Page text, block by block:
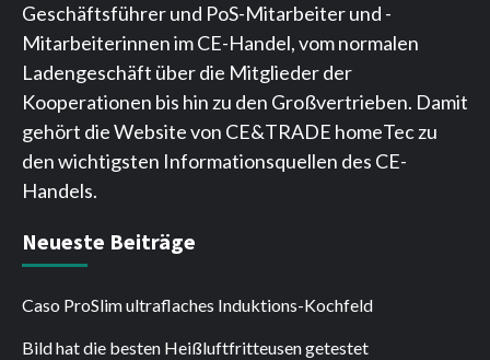
Geschäftsführer und PoS-Mitarbeiter und -
Mitarbeiterinnen im CE-Handel, vom normalen
Ladengeschäft über die Mitglieder der
Kooperationen bis hin zu den Großvertrieben. Damit
gehört die Website von CE&TRADE homeTec zu
den wichtigsten Informationsquellen des CE-
Handels.
Neueste Beiträge
Caso ProSlim ultraflaches Induktions-Kochfeld
Bild hat die besten Heißluftfritteusen getestet